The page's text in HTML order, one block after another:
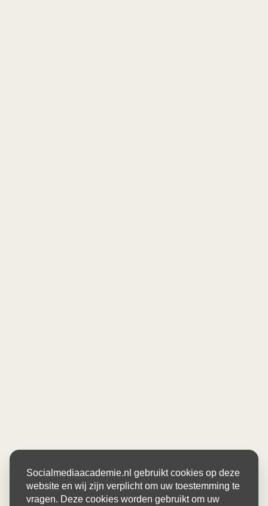
Socialmediaacademie.nl gebruikt cookies op deze
website en wij zijn verplicht om uw toestemming te
vragen. Deze cookies worden gebruikt om uw